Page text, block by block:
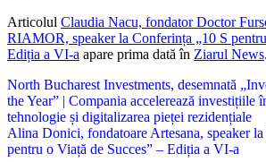
Articolul Claudia Nacu, fondator Doctor
RIAMOR, speaker la Conferința „10 S
Ediția a VI-a apare prima dată în Ziarul News.
Navigare
în
articole
North Bucharest Investments, desemnată
the Year” | Compania accelerează investițiile
tehnologie și digitalizarea pieței rezidențiale
Alina Donici, fondatoare Artesana, speaker
pentru o Viață de Succes” – Ediția a VI-a